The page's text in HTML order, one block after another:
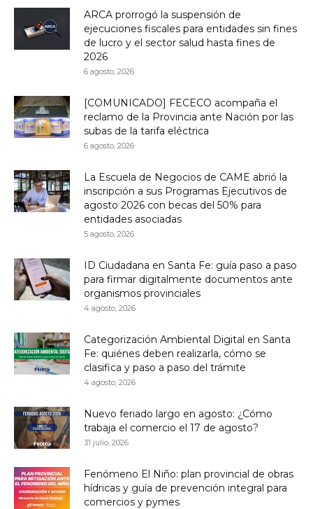
ARCA prorrogó la suspensión de
ejecuciones fiscales para entidades sin fines
de lucro y el sector salud hasta fines de
2026
6 agosto, 2026
[COMUNICADO] FECECO acompaña el
reclamo de la Provincia ante Nación por las
subas de la tarifa eléctrica
6 agosto, 2026
La Escuela de Negocios de CAME abrió la
inscripción a sus Programas Ejecutivos de
agosto 2026 con becas del 50% para
entidades asociadas
5 agosto, 2026
ID Ciudadana en Santa Fe: guía paso a paso
para firmar digitalmente documentos ante
organismos provinciales
4 agosto, 2026
Categorización Ambiental Digital en Santa
Fe: quiénes deben realizarla, cómo se
clasifica y paso a paso del trámite
4 agosto, 2026
Nuevo feriado largo en agosto: ¿Cómo
trabaja el comercio el 17 de agosto?
31 julio, 2026
Fenómeno El Niño: plan provincial de obras
hídricas y guía de prevención integral para
comercios y pymes